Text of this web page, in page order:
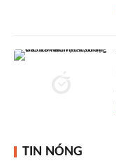
TIN NÓNG